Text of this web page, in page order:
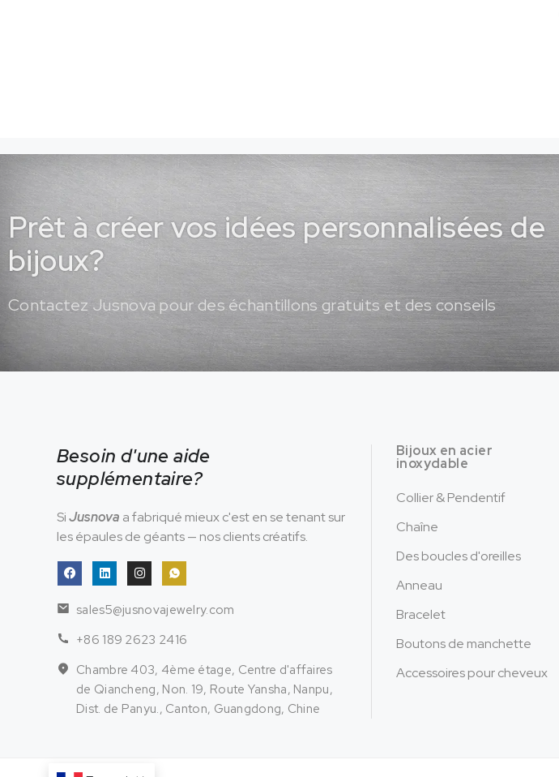
Prêt à créer vos idées personnalisées de
bijoux?
Contactez Jusnova pour des échantillons gratuits et des conseils
Besoin d'une aide
supplémentaire?
SiJusnova a fabriqué mieux c'est en se tenant sur
les épaules de géants — nos clients créatifs.
sales5@jusnovajewelry.com
+86 189 2623 2416
Chambre 403, 4ème étage, Centre d'affaires
de Qiancheng, Non. 19, Route Yansha, Nanpu,
Dist. de Panyu., Canton, Guangdong, Chine
Bijoux en acier
inoxydable
Collier & Pendentif
Chaîne
Des boucles d'oreilles
Anneau
Bracelet
Boutons de manchette
Accessoires pour cheveux